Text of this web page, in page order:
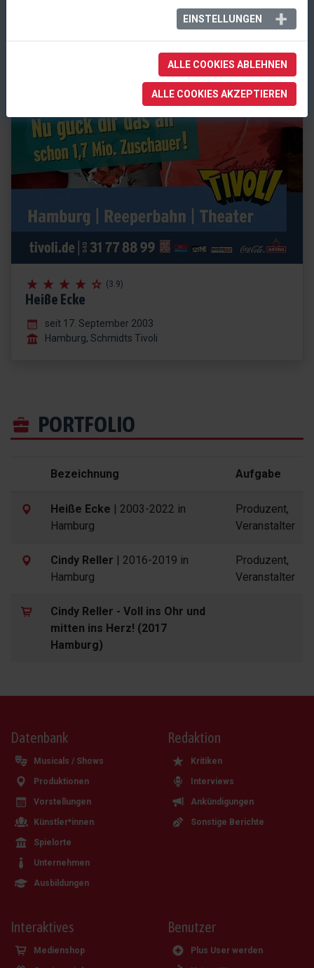
(3.9)
Heiße Ecke
seit 17. September 2003
Hamburg, Schmidts Tivoli
PORTFOLIO
Bezeichnung Aufgabe
Heiße Ecke | 2003-2022 in
Hamburg
Produzent,
Veranstalter
Cindy Reller | 2016-2019 in
Hamburg
Produzent,
Veranstalter
Cindy Reller - Voll ins Ohr und
mitten ins Herz! (2017
Hamburg)
Datenbank
Musicals / Shows
Produktionen
Vorstellungen
Künstler*innen
Spielorte
Unternehmen
Ausbildungen
Redaktion
Kritiken
Interviews
Ankündigungen
Sonstige Berichte
Interaktives
Medienshop
Benutzer
Plus User werden
EINSTELLUNGEN
ALLE COOKIES ABLEHNEN
ALLE COOKIES AKZEPTIEREN